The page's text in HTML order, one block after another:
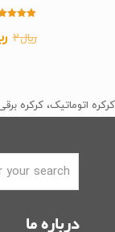
5.00
از 5 ﷼2
کرکره اتوماتیک، کرکره
درباره ما